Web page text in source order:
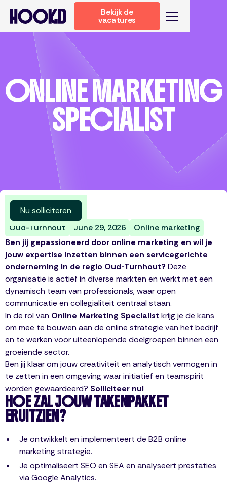
Bekijk de
vacatures
ONLINE MARKETING
SPECIALIST
Meer vacatures
Oud-Turnhout June 29, 2026
Online marketing
Ben jij gepassioneerd door online marketing en wil je
jouw expertise inzetten binnen een servicegerichte
onderneming in de regio Oud-Turnhout? Deze
organisatie is actief in diverse markten en werkt met een
dynamisch team van professionals, waar open
communicatie en collegialiteit centraal staan.
In de rol van Online Marketing Specialist krijg je de kans
om mee te bouwen aan de online strategie van het bedrijf
en te werken voor uiteenlopende doelgroepen binnen een
groeiende sector.
Ben jij klaar om jouw creativiteit en analytisch vermogen in
te zetten in een omgeving waar initiatief en teamspirit
worden gewaardeerd? Solliciteer nu!
HOE ZAL JOUW TAKENPAKKET
ERUITZIEN?
Je ontwikkelt en implementeert de B2B online
marketing strategie.
Je optimaliseert SEO en SEA en analyseert prestaties
via Google Analytics.
Nu solliciteren